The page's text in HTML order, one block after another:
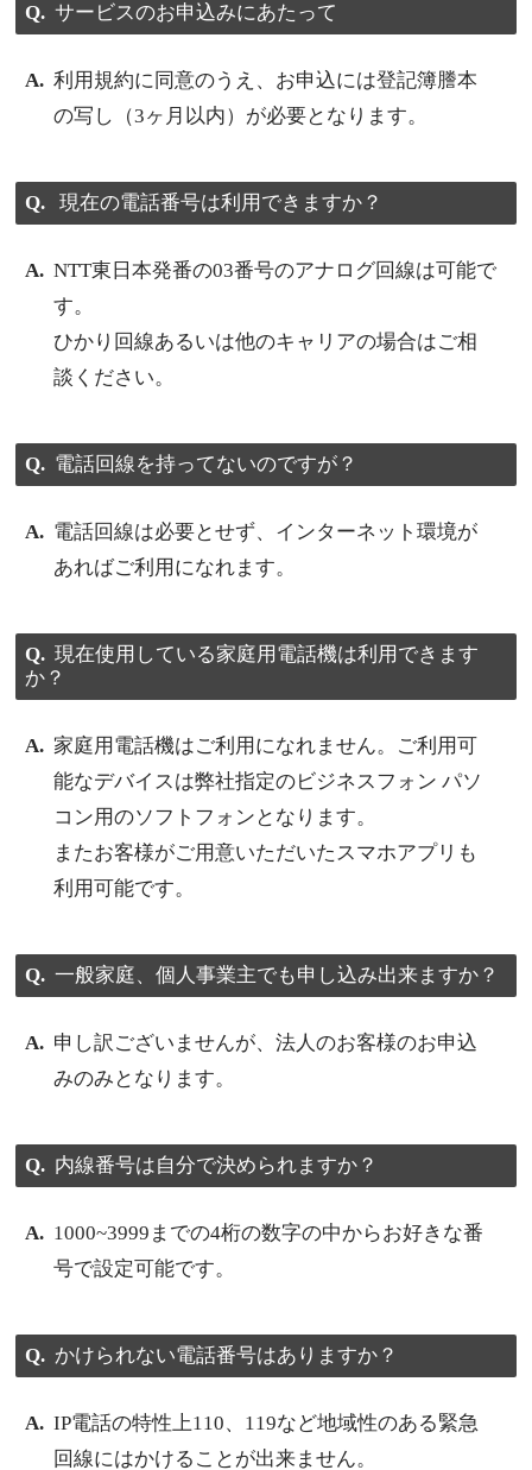
サービスのお申込みにあたって
利用規約に同意のうえ、お申込には登記簿謄本
の写し（3ヶ月以内）が必要となります。
現在の電話番号は利用できますか？
NTT東日本発番の03番号のアナログ回線は可能で
す。
ひかり回線あるいは他のキャリアの場合はご相
談ください。
電話回線を持ってないのですが？
電話回線は必要とせず、インターネット環境が
あればご利用になれます。
現在使用している家庭用電話機は利用できます
か？
家庭用電話機はご利用になれません。ご利用可
能なデバイスは弊社指定のビジネスフォン パソ
コン用のソフトフォンとなります。
またお客様がご用意いただいたスマホアプリも
利用可能です。
一般家庭、個人事業主でも申し込み出来ますか？
申し訳ございませんが、法人のお客様のお申込
みのみとなります。
内線番号は自分で決められますか？
1000~3999までの4桁の数字の中からお好きな番
号で設定可能です。
かけられない電話番号はありますか？
IP電話の特性上110、119など地域性のある緊急
回線にはかけることが出来ません。